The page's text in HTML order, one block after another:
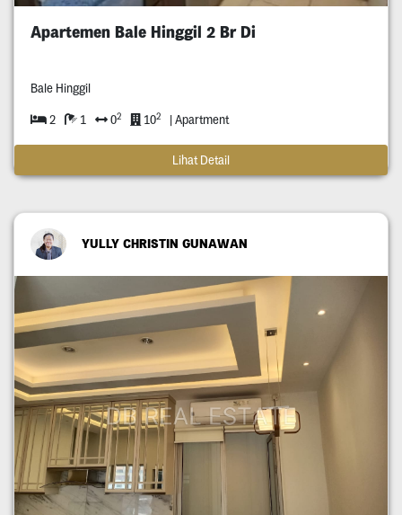
Apartemen Bale Hinggil 2 Br Di
Bale Hinggil
2 1 02 102 | Apartment
Lihat Detail
YULLY CHRISTIN GUNAWAN